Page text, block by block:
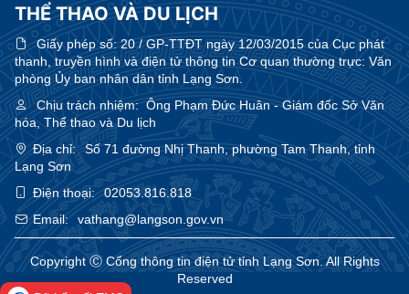
THỂ THAO VÀ DU LỊCH
Giấy phép số:20 / GP-TTĐT ngày 12/03/2015 của Cục phát
thanh, truyền hình và điện tử thông tin Cơ quan thường trực: Văn
phòng Ủy ban nhân dân tỉnh Lạng Sơn.
Chịu trách nhiệm:Ông Phạm Đức Huân - Giám đốc Sở Văn
hóa, Thể thao và Du lịch
Địa chỉ:
Số 71 đường Nhị Thanh, phường Tam Thanh, tỉnh
Lạng Sơn
Điện thoại:
02053.816.818
Email:
vathang@langson.gov.vn
Copyright Ⓒ Cổng thông tin điện tử tỉnh Lạng Sơn. All Rights
Reserved